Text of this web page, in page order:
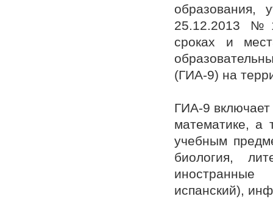
образования,
25.12.2013 №
сроках и
(ГИА-9) на
ГИА-9 включает
математике, а
учебным
биология,
иностранные
испанский),